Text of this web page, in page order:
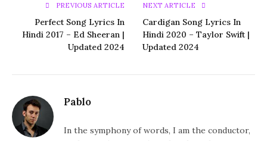
PREVIOUS ARTICLE
Perfect Song Lyrics In
Hindi 2017 – Ed Sheeran |
Updated 2024
NEXT ARTICLE
Cardigan Song Lyrics In
Hindi 2020 – Taylor Swift |
Updated 2024
Pablo
In the symphony of words, I am the conductor,